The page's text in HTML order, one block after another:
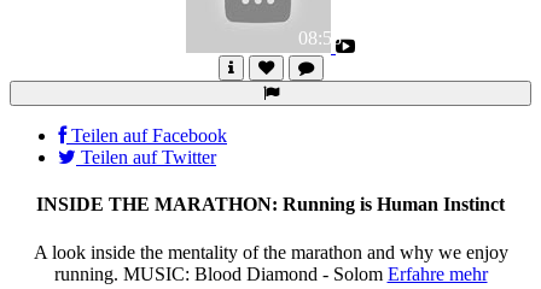
08:58
Teilen auf Facebook
Teilen auf Twitter
INSIDE THE MARATHON: Running is Human Instinct
A look inside the mentality of the marathon and why we enjoy
running. MUSIC: Blood Diamond - Solom Erfahre mehr